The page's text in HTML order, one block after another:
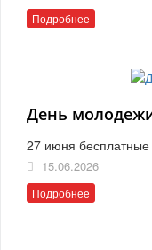
Подробнее
День
27 июня бесплатные
15.06.2026
Подробнее